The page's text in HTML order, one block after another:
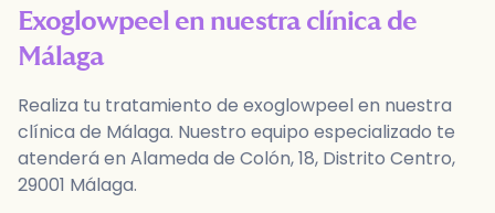
Exoglowpeelen nuestra clínica de
Málaga
Realiza tu tratamiento de exoglowpeelen nuestra
clínica de Málaga. Nuestro equipo especializado te
atenderá en Alameda de Colón, 18, Distrito Centro,
29001 Málaga.